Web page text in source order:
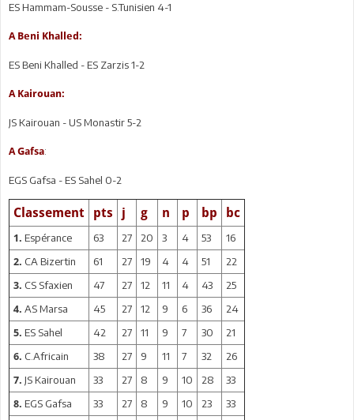
ES Hammam-Sousse - S.Tunisien 4-1
A Beni Khalled:
ES Beni Khalled - ES Zarzis 1-2
A Kairouan:
JS Kairouan - US Monastir 5-2
A Gafsa:
EGS Gafsa - ES Sahel 0-2
Classement pts j g n p bp bc
1. Espérance 63 27 20 3 4 53 16
2. CA Bizertin 61 27 19 4 4 51 22
3. CS Sfaxien 47 27 12 11 4 43 25
4. AS Marsa 45 27 12 9 6 36 24
5. ES Sahel 42 27 11 9 7 30 21
6. C.Africain 38 27 9 11 7 32 26
7. JS Kairouan 33 27 8 9 10 28 33
8. EGS Gafsa 33 27 8 9 10 23 33